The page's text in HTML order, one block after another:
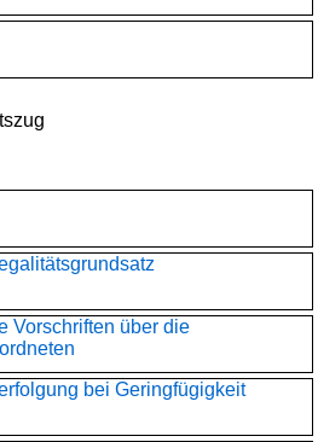
Vorschriften über die
bei Geringfügigkeit